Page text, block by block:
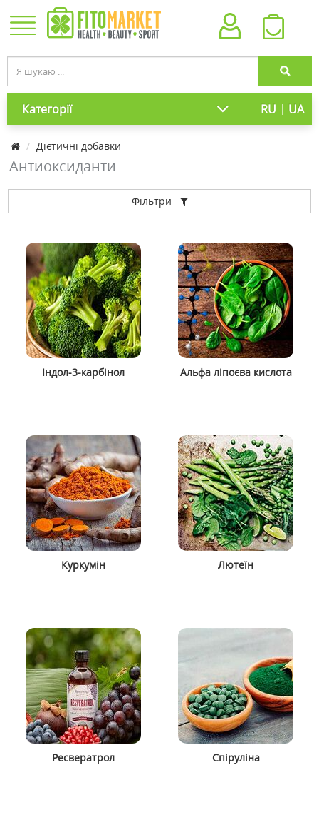
Категорії RU | UA
Дієтичні добавки
Антиоксиданти
Фільтри
Індол-3-карбінол Альфа ліпоєва кислота
Куркумін Лютеїн
Ресвератрол Спіруліна